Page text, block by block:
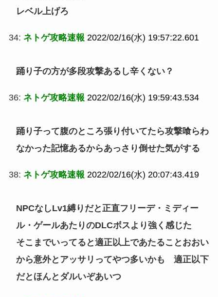
レベル上げろ
34: ネトゲ攻略速報 2022/02/16(水) 19:57:22.601
踊り子の方が多段攻撃あるし辛くない？
36: ネトゲ攻略速報 2022/02/16(水) 19:59:43.534
踊り子って腹のところ張り付いてたら攻撃喰らわ
なかった記憶あるからあっさり倒せた気がする
38: ネトゲ攻略速報 2022/02/16(水) 20:07:43.419
NPCなしLv1縛りだと正直フリーデ・ミディー
ル・ゲールあたりのDLCボスより強く感じた
そこまでいってると適正以上であたることおおい
から意外とアッサリってやつ多いかも 適正以下
だとほんとダルいぞあいつ